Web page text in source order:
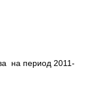
на период 2011-